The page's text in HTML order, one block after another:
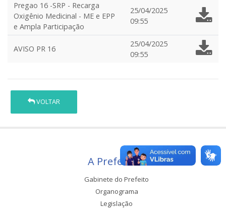
Pregao 16 -SRP - Recarga
Oxigênio Medicinal - ME e EPP
e Ampla Participação
25/04/2025
09:55
AVISO PR 16
25/04/2025
09:55
VOLTAR
A Prefeitura
Gabinete do Prefeito
Organograma
Legislação